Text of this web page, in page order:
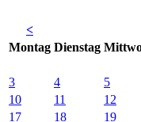
<
Montag Dienstag Mi
3
4 5
10
11 12
17
18 19